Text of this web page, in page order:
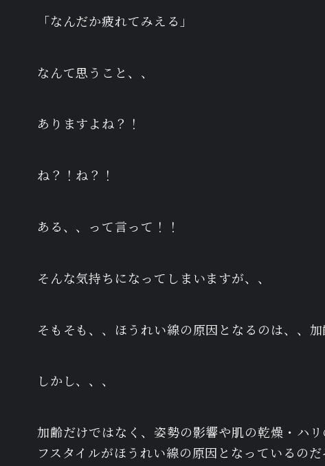
「なんだか疲れてみえる」
なんて思うこと、、
ありますよね？！
ね？！ね？！
ある、、って言って！！
そんな気持ちになってしまいますが、、
そもそも、、ほうれい線の原因となるのは、、加
しかし、、、
加齢だけではなく、姿勢の影響や肌の乾燥・ハ
フスタイルがほうれい線の原因となっているのだ